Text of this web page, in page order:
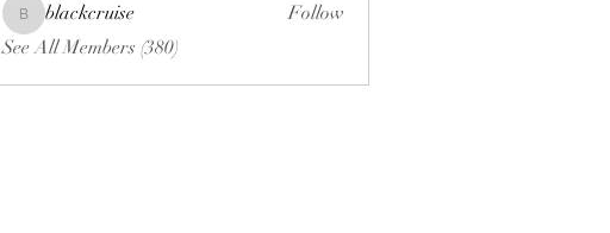
blackcruise
blackcruise
Follow
See All Members (380)